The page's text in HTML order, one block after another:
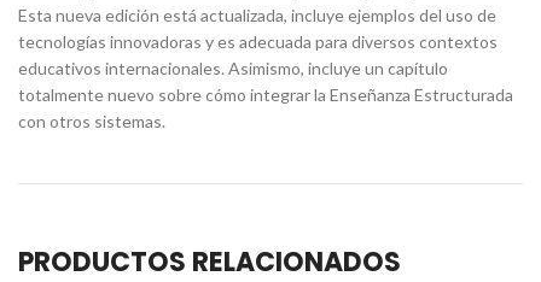
Esta nueva edición está actualizada, incluye ejemplos del uso de
tecnologías innovadoras y es adecuada para diversos contextos
educativos internacionales. Asimismo, incluye un capítulo
totalmente nuevo sobre cómo integrar la Enseñanza Estructurada
con otros sistemas.
PRODUCTOS RELACIONADOS